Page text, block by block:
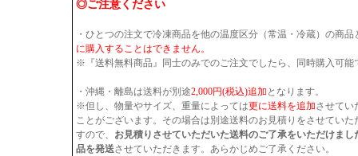
◎ご注意ください
・ひとつの注文で冷凍商品を他の温度区分（常温・冷蔵）の商品
に購入することはできません。
※『送料無料商品』同士のみでのご注文でしたら、同時購入可能
・沖縄・離島は送料が別途2,000円(税込)追加 となります。
※但し、物量やサイズ、重量によっては更に送料を追加させてい
ことがございます。その場合は別途送料のお見積りをさせていた
すので、 お見積りさせていただいた送料のご了承をいただけまし
品を発送させていただきます。あらかじめご了承ください。